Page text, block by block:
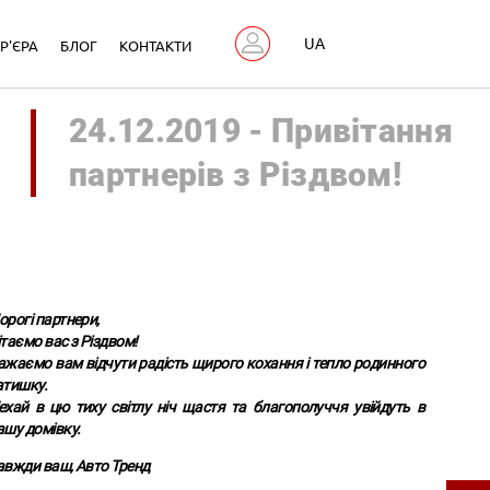
БЛОГ КОНТАКТИ UA
24.12.2019 - Привітання
партнерів з Різдвом!
партнери,
вас з Різдвом!
вам відчути радість щирого кохання і тепло родинного
в цю тиху світлу ніч щастя та благополуччя увійдуть в
домівку.
ваш, Авто Тренд